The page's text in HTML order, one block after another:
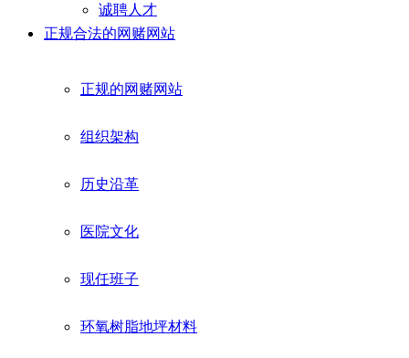
诚聘人才
正规合法的网赌网站
正规的网赌网站
组织架构
历史沿革
医院文化
现任班子
环氧树脂地坪材料